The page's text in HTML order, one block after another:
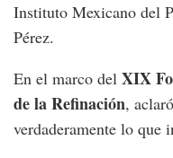
Instituto Mexicano del
Pérez.
En el marco del XIX
de la Refinación,
verdaderamente lo que